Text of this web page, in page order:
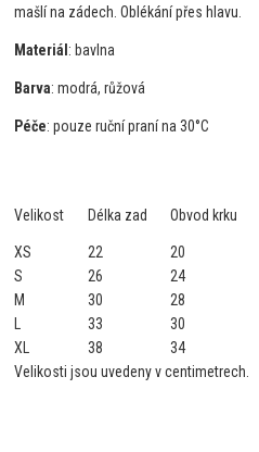
mašlí na zádech. Oblékání přes hlavu.
Materiál : bavlna
Barva: modrá, růžová
Péče: pouze ruční praní na 30°C
Velikost Délka zad Obvod krku
XS 22 20
S
26 24
M
30 28
33 30
XL
38 34
Velikosti jsou uvedeny v centimetrech.